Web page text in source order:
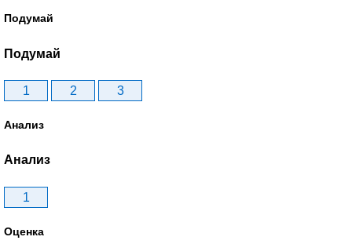
Подумай
Подумай
1 2 3
Анализ
Анализ
1
Оценка